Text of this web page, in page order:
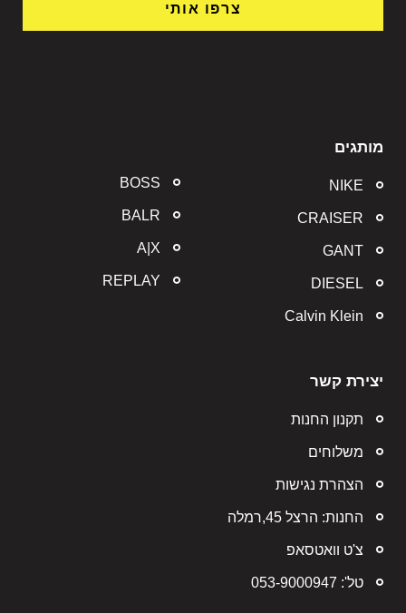
צרפו אותי
מותגים
NIKE
CRAISER
GANT
DIESEL
Calvin Klein
BOSS
BALR
A|X
REPLAY
יצירת קשר
תקנון החנות
משלוחים
הצהרת נגישות
החנות: הרצל 45,רמלה
צ'ט וואטסאפ
טל': 053-9000947